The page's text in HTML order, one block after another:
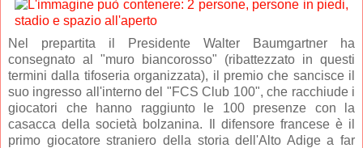
Nel prepartita il Presidente Walter Baumgartner ha
consegnato al "muro biancorosso" (ribattezzato in questi
termini dalla tifoseria organizzata), il premio che sancisce il
suo ingresso all'interno del "FCS Club 100", che racchiude i
giocatori che hanno raggiunto le 100 presenze con la
casacca della società bolzanina. Il difensore francese è il
primo giocatore straniero della storia dell'Alto Adige a far